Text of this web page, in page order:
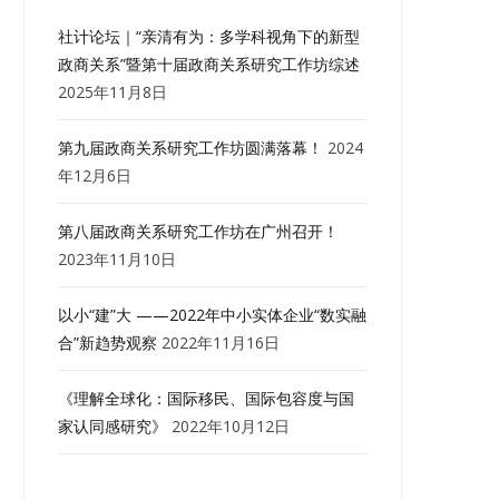
社计论坛｜“亲清有为：多学科视角下的新型
政商关系”暨第十届政商关系研究工作坊综述
2025年11月8日
第九届政商关系研究工作坊圆满落幕！ 2024
年12月6日
第八届政商关系研究工作坊在广州召开！
2023年11月10日
以小“建”大 ——2022年中小实体企业“数实融
合”新趋势观察 2022年11月16日
《理解全球化：国际移民、国际包容度与国
家认同感研究》
2022年10月12日